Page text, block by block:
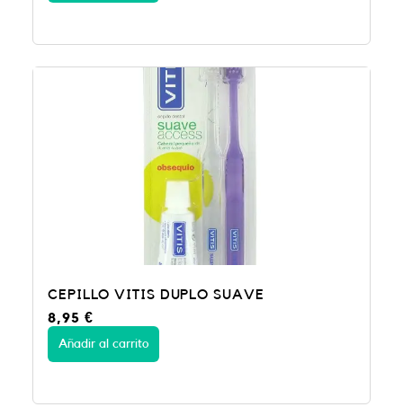
CEPILLO VITIS DUPLO SUAVE
8,95 €
Añadir al carrito